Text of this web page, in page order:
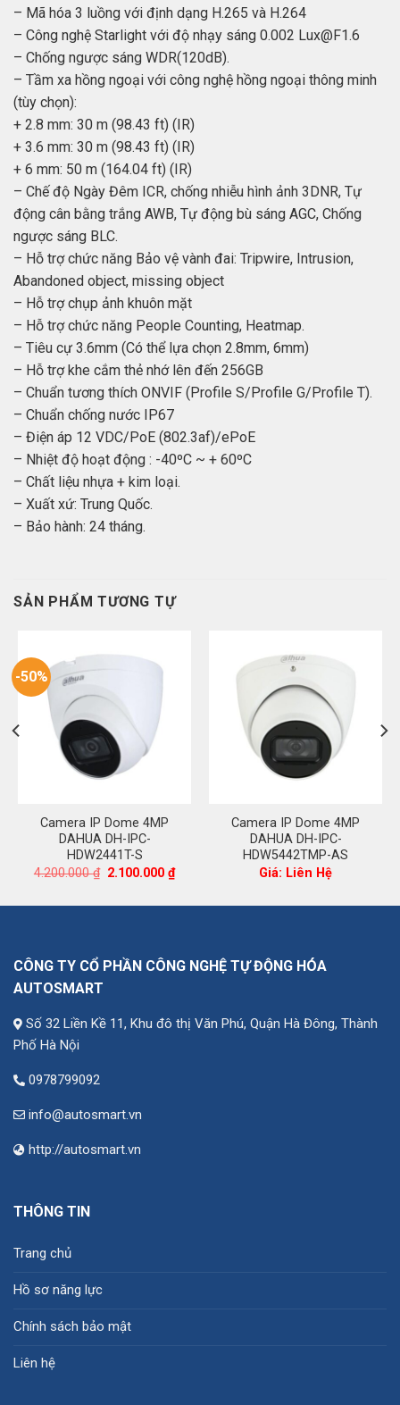
– Mã hóa 3 luồng với định dạng H.265 và H.264
– Công nghệ Starlight với độ nhạy sáng 0.002 Lux@F1.6
– Chống ngược sáng WDR(120dB).
– Tầm xa hồng ngoại với công nghệ hồng ngoại thông minh
(tùy chọn):
+ 2.8 mm: 30 m (98.43 ft) (IR)
+ 3.6 mm: 30 m (98.43 ft) (IR)
+ 6 mm: 50 m (164.04 ft) (IR)
– Chế độ Ngày Đêm ICR, chống nhiễu hình ảnh 3DNR, Tự
động cân bằng trắng AWB, Tự động bù sáng AGC, Chống
ngược sáng BLC.
– Hỗ trợ chức năng Bảo vệ vành đai: Tripwire, Intrusion,
Abandoned object, missing object
– Hỗ trợ chụp ảnh khuôn mặt
– Hỗ trợ chức năng People Counting, Heatmap.
– Tiêu cự 3.6mm (Có thể lựa chọn 2.8mm, 6mm)
– Hỗ trợ khe cắm thẻ nhớ lên đến 256GB
– Chuẩn tương thích ONVIF (Profile S/Profile G/Profile T).
– Chuẩn chống nước IP67
– Điện áp 12 VDC/PoE (802.3af)/ePoE
– Nhiệt độ hoạt động : -40ºC ~ + 60ºC
– Chất liệu nhựa + kim loại.
– Xuất xứ: Trung Quốc.
– Bảo hành: 24 tháng.
SẢN PHẨM TƯƠNG TỰ
-50%
Camera IP Dome 4MP
DAHUA DH-IPC-
HDW2441T-S
4.200.000₫ Giá
4.200.000 ₫.
2.100.000₫Giá
hiện
là:
Camera IP Dome 4MP
DAHUA DH-IPC-
HDW5442TMP-AS
Giá: Liên Hệ
CÔNG TY CỔ PHẦN CÔNG NGHỆ TỰ ĐỘNG HÓA
AUTOSMART
Số 32 Liền Kề 11, Khu đô thị Văn Phú, Quận Hà Đông, Thành
Phố Hà Nội
0978799092
info@autosmart.vn
http://autosmart.vn
THÔNG TIN
Trang chủ
Hồ sơ năng lực
Chính sách bảo mật
Liên hệ